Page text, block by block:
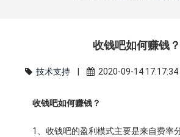
收钱吧如何赚钱？
技术支持 | 2020-09-14
收钱吧如何赚钱？
1、收钱吧的盈利模式主要是来自费率